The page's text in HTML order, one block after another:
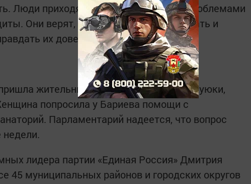
Люди приходят со своими бедами и проблемами
Они верят, что здесь могут выслушать и
их доверие», — заявил Бариев.
жительница казанского поселка Куюки,
попросила у Бариева помощи с
Парламентарий надеется, что вопрос
недели.
лидера партии «Единая Россия» Дмитрия
45 муниципальных районов и городских округов